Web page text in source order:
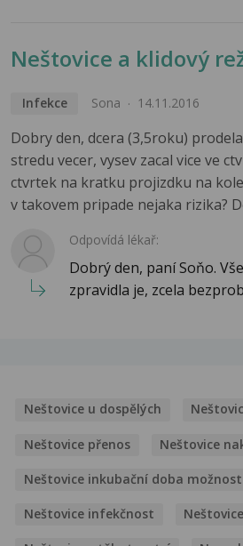
Neštovice a klidový
Infekce Sona 14.11.2016
Dobry den, dcera (3,5roku)
stredu vecer, vysev zacal vice ve
ctvrtek na kratku projizdku na
v takovem pripade nejaka rizika?
Odpovídá lékař:
Dobrý den, paní Soňo.
zpravidla je, zcela
Neštovice u dospělých
Neštovice přenos Neštovice
Neštovice inkubační doba
Neštovice infekčnost